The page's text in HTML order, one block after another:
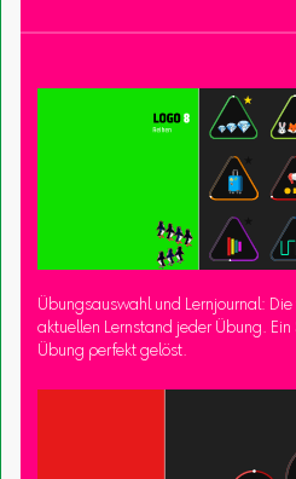
Übungsauswahl und Lernjournal:
aktuellen Lernstand jeder Übung. Ein
Übung perfekt gelöst.